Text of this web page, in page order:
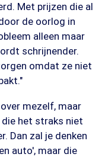
Met prijzen die al
de oorlog in
alleen maar
schrijnender.
omdat ze niet
mezelf, maar
het straks niet
Dan zal je denken
auto', maar die